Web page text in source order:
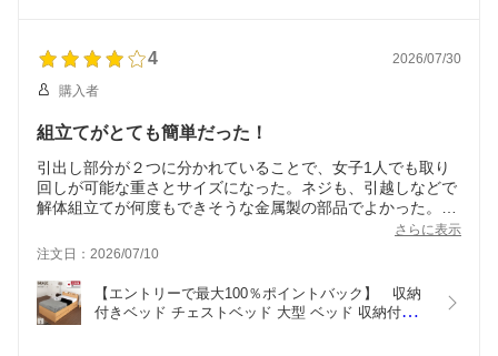
4 2026/07/30
購入者
組立てがとても簡単だった！
引出し部分が２つに分かれていることで、女子1人でも取り
回しが可能な重さとサイズになった。ネジも、引越しなどで
解体組立てが何度もできそうな金属製の部品でよかった。
配送時はアートセッティングデリバリーの人が事前連絡のう
え配達。梱包を解いて運び入れ、段ボールは持ち帰ってくれ
ることができた。
底板を間違えて配送業者が持って帰ってしまった？が、連絡
すると即追加配達してもらえた。
さらに表示
注文日：2026/07/10
【エントリーで最大100％ポイントバック】　収納
付きベッド チェストベッド 大型 ベッド 収納付き